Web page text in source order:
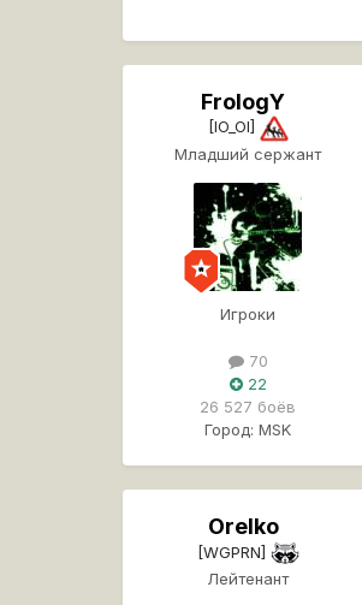
FrologY
[IO_OI]
Младший сержант
Игроки
70
22
26 527 боёв
Город: MSK
Orelko
[WGPRN]
Лейтенант